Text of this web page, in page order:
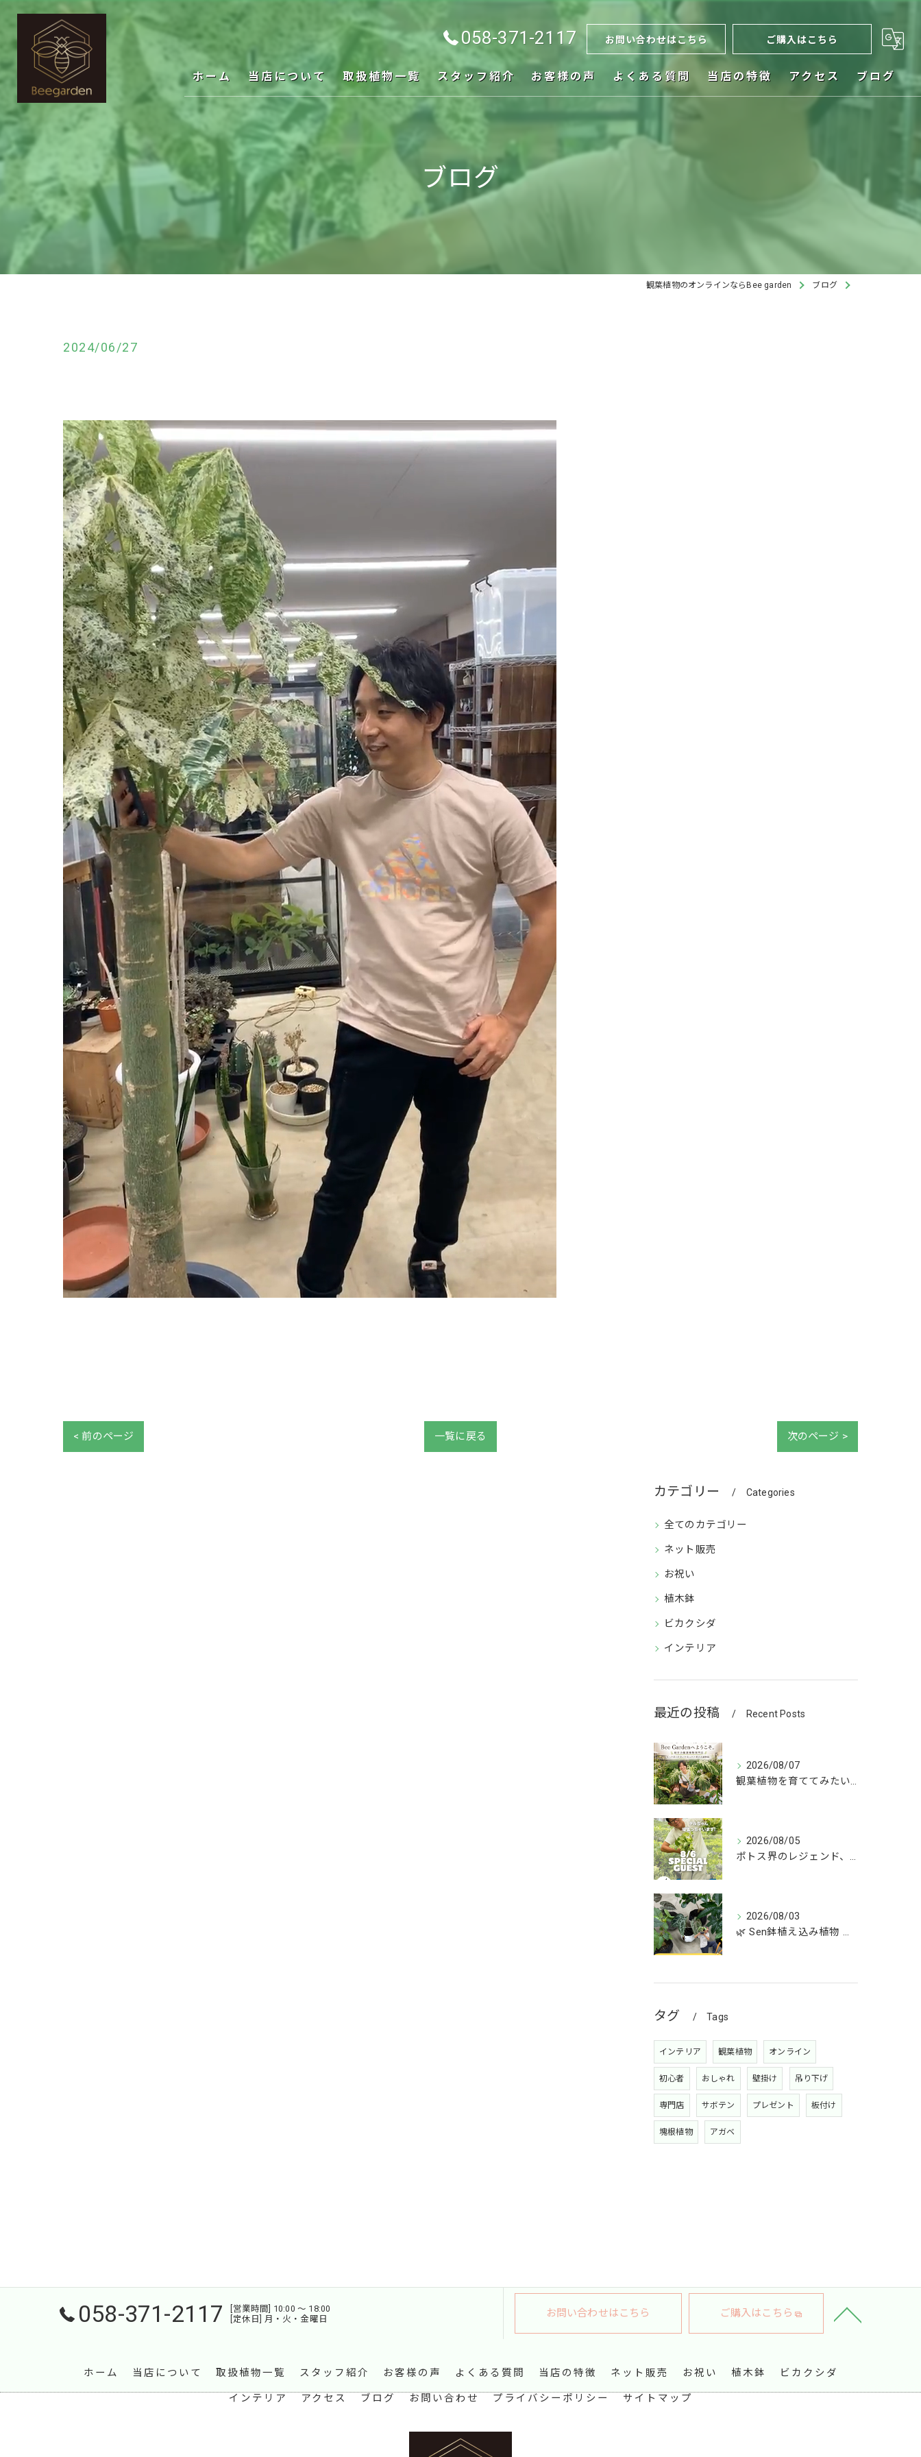
058-371-2117 お問い合わせはこちら ご購入はこちら
ホーム 当店について 取扱植物一覧 スタッフ紹介 お客様の声 よくある質問 当店の特徴 アクセス ブログ
ブログ
観葉植物のオンラインならBee garden ブログ
2024/06/27
< 前のページ 一覧に戻る 次のページ >
カテゴリー Categories
全てのカテゴリー
ネット販売
お祝い
植木鉢
ビカクシダ
インテリア
最近の投稿 Recent Posts
2026/08/07
観葉植物を育ててみたいけど、何を選べばいいか分からない」
2026/08/05
ポトス界のレジェンド、COME BACK!!!
2026/08/03
🌿 Sen鉢植え込み植物 オンラインショップデビュー！ 🌿
タグ Tags
インテリア 観葉植物 オンライン
初心者 おしゃれ 壁掛け 吊り下げ
専門店 サボテン プレゼント 板付け
塊根植物 アガベ
058-371-2117
[営業時間] 10:00 〜 18:00
[定休日] 月・火・金曜日
お問い合わせはこちら ご購入はこちら
ホーム 当店について 取扱植物一覧 スタッフ紹介 お客様の声 よくある質問 当店の特徴 ネット販売 お祝い 植木鉢 ビカクシダ
インテリア アクセス ブログ お問い合わせ プライバシーポリシー サイトマップ